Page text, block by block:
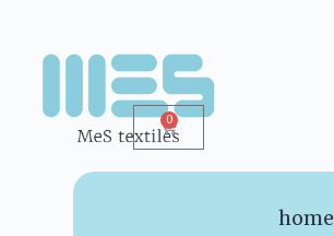
0
home